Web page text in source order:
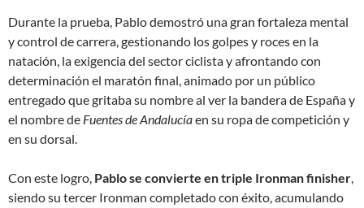
Durante la prueba, Pablo demostró una gran fortaleza mental
y control de carrera, gestionando los golpes y roces en la
natación, la exigencia del sector ciclista y afrontando con
determinación el maratón final, animado por un público
entregado que gritaba su nombre al ver la bandera de España y
el nombre de Fuentes de Andalucíaen su ropa de competición y
en su dorsal.
Con este logro, Pablo se convierte en triple Ironman finisher,
siendo su tercer Ironman completado con éxito, acumulando